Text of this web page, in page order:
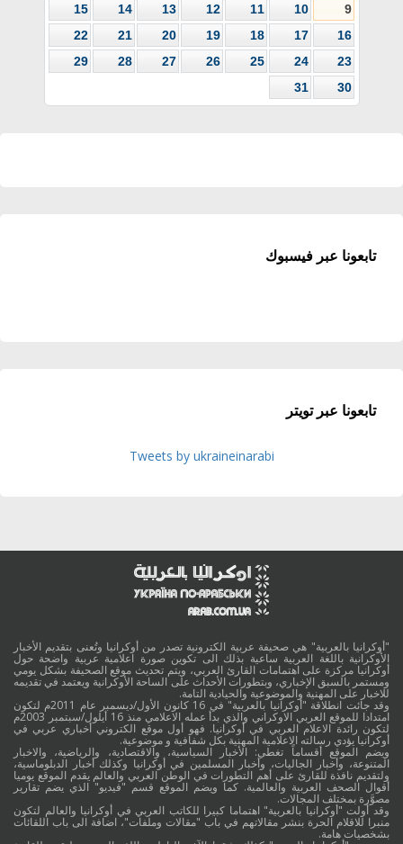
9
10
11
12
13
14
15
16
17
18
19
20
21
22
23
24
25
26
27
28
29
30
31
تابعونا عبر فيسبوك
تابعونا عبر تويتر
Tweets by ukraineinarabi
"أوكرانيا بالعربية" هي صحيفة عربية الكترونية تصدر من أوكرانيا وتُعنى بتقديم الأخبار
الأوكرانية باللغة العربية ساعية بذلك الى تكوين صورة اعلامية عربية واضحة حول
أوكرانيا مركزة على اهتمامات القارئ العربي، ويتم تحديث موقع الصحيفة بشكل يومي
ومستمر بالسبق الإخباري، وبتطورات الأحداث على الساحة الأوكرانية ويعتمد في تقديمه
للاخبار على المهنية والموضوعية والحيادية التامة.
وقد جائت انطلاقة "أوكرانيا بالعربية" في 16 كانون الأول/ديسمبر عام 2011م لتكون
امتدادا للموقع العربي الاوكراني والذي بدأ عمله الاعلامي منذ 16 أيلول/سبتمبر 2003م
لتكون رائدة الاعلام العربي في أوكرانيا. فهو أول موقع الكتروني أخباري عربي في
أوكرانيا يؤدي رسالته الاعلامية المهنية بكل شفافية و موضوعية.
ويضم الموقع أقساماً تغطي: الأخبار السياسية، والاقتصادية، والرياضية، والاخبار
المتنوعة، وأخبار الجاليات، وأخبار المسلمين في أوكرانيا وكذلك أخبار الدبلوماسية،
ولتقديم نافذة للقارئ على أهم التطورات في الوطن العربي والعالم يقدم الموقع يوميا
أقوال الصحف العربية والعالمية. كما ويضم الموقع قسم "فيديو" الذي يضم تقارير
مصوَّرة بمختلف المجالات.
وقد أولت "أوكرانيا بالعربية" اهتماما كبيرا للكاتب العربي في أوكرانيا والعالم لتكون
منبرا للاقلام الحرة بنشر مقالاتهم في باب "مقالات وملفات"، اضافة الى باب اللقائات
بشخصيات هامة.